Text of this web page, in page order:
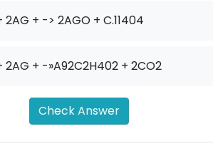
+ -> 2AGO + C.11404
+ -»A92C2H402 + 2CO2
Check Answer